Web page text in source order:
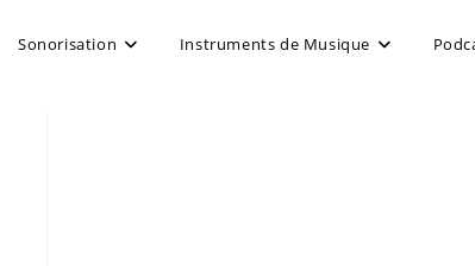
Sonorisation Instruments de Musique